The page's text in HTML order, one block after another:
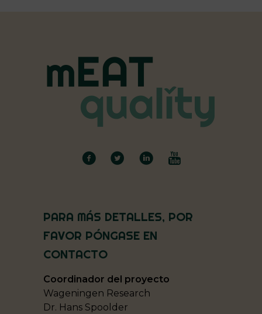
PARA MÁS DETALLES, POR
FAVOR PÓNGASE EN
CONTACTO
Coordinador del proyecto
Wageningen Research
Dr. Hans Spoolder